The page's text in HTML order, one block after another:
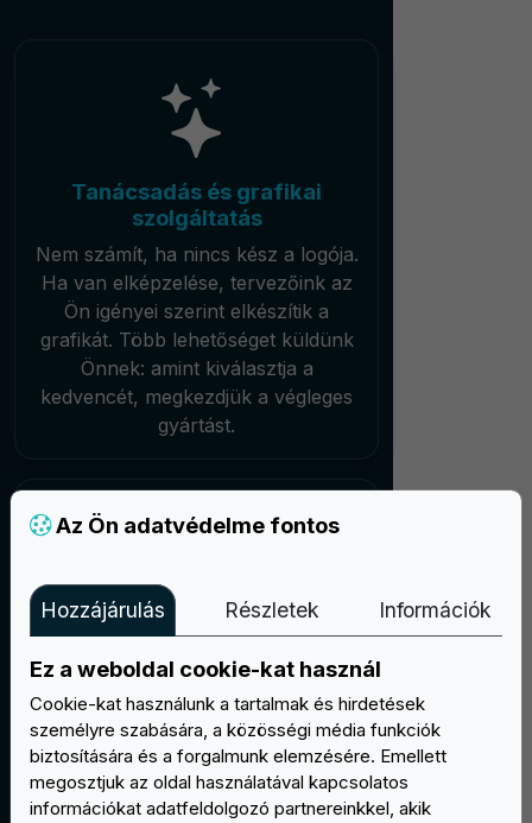
Tanácsadás és grafikai
szolgáltatás
Nem számít, ha nincs kész a logója.
Ha van elképzelése, tervezőink az
Ön igényei szerint elkészítik a
grafikát. Több lehetőséget küldünk
Önnek: amint kiválasztja a
kedvencét, megkezdjük a végleges
gyártást.
Ingyenes minta és
módosítások
A megrendelés megerősítése után a
gyártás előtt egy ingyenes
mintaképet fog látni. Addig fogunk
változtatásokat végezni, amíg Ön
jóvá nem hagyja a mintát a
Az Ön adatvédelme fontos
Hozzájárulás Részletek Információk
Ez a weboldal cookie-kat használ
Cookie-kat használunk a tartalmak és hirdetések
személyre szabására, a közösségi média funkciók
biztosítására és a forgalmunk elemzésére. Emellett
megosztjuk az oldal használatával kapcsolatos
információkat adatfeldolgozó partnereinkkel, akik